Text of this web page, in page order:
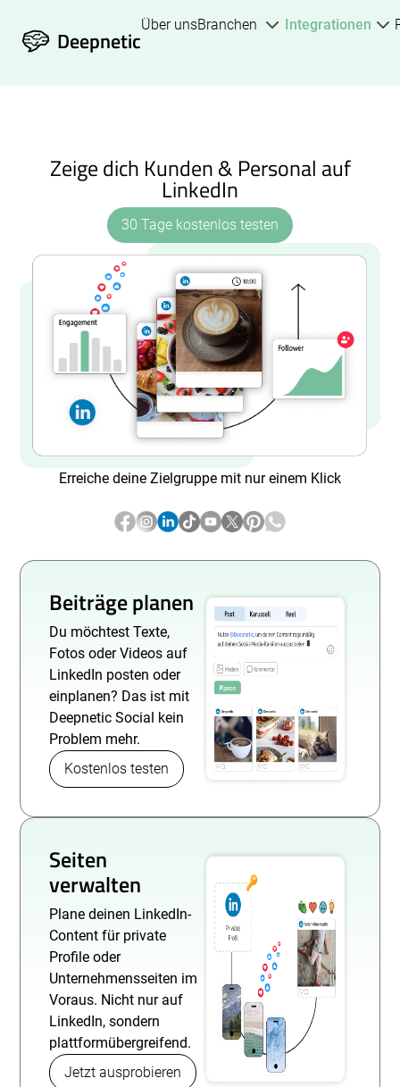
Deepnetic
Über unsBranchen Integrationen
Zeige dich Kunden & Personal auf
LinkedIn
30 Tage kostenlos testen
Erreiche deine Zielgruppe mit nur einem Klick
Beiträge planen
Du möchtest Texte,
Fotos oder Videos auf
LinkedIn posten oder
einplanen? Das ist mit
Deepnetic Social kein
Problem mehr.
Kostenlos testen
Seiten
verwalten
Plane deinen LinkedIn-
Content für private
Profile oder
Unternehmensseiten im
Voraus. Nicht nur auf
LinkedIn, sondern
plattformübergreifend.
Jetzt ausprobieren